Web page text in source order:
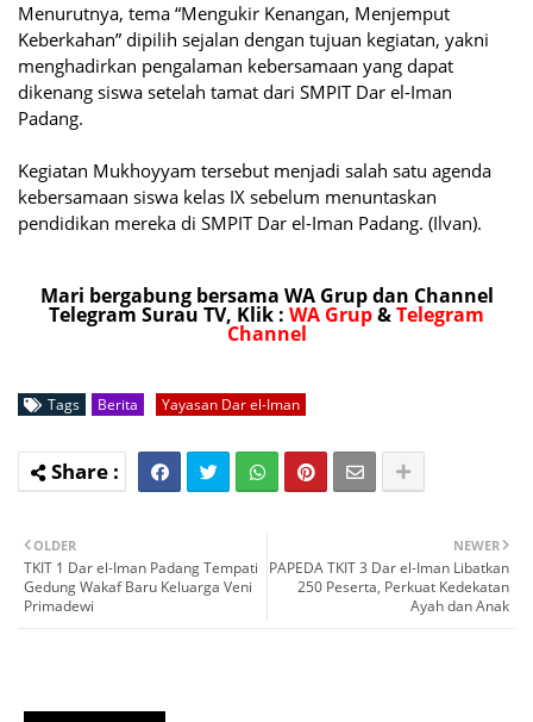
Menurutnya, tema “Mengukir Kenangan, Menjemput
Keberkahan” dipilih sejalan dengan tujuan kegiatan, yakni
menghadirkan pengalaman kebersamaan yang dapat
dikenang siswa setelah tamat dari SMPIT Dar el-Iman
Padang.
Kegiatan Mukhoyyam tersebut menjadi salah satu agenda
kebersamaan siswa kelas IX sebelum menuntaskan
pendidikan mereka di SMPIT Dar el-Iman Padang. (Ilvan).
Mari bergabung bersama WA Grup dan Channel
Telegram Surau TV, Klik : WA Grup&Telegram
Channel
Tags Berita Yayasan Dar el-Iman
NEWER
PAPEDA TKIT 3 Dar el-Iman Libatkan
250 Peserta, Perkuat Kedekatan
Ayah dan Anak
OLDER
TKIT 1 Dar el-Iman Padang Tempati
Gedung Wakaf Baru Keluarga Veni
Primadewi